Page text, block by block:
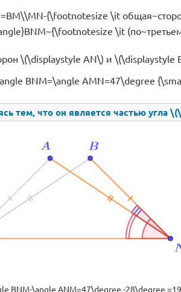
{\footnotesize \it
\it
\(\displaystyle AN\) и
BNM=\angle AMN=47\degree
тем, что он является частью угла
BNM-\angle ANM=47\degree -28\degree